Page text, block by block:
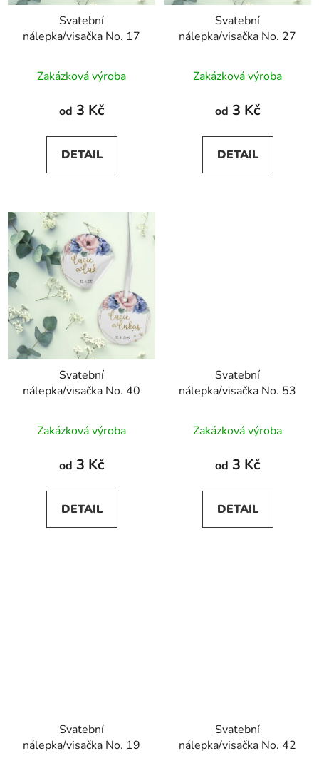
Svatební
nálepka/visačka No. 17
hodnocení
produktu
5,0
z
Zakázková výroba
od 3 Kč
DETAIL
Svatební
nálepka/visačka No. 27
Zakázková výroba
od 3 Kč
DETAIL
Svatební
nálepka/visačka No. 40
Zakázková výroba
od 3 Kč
DETAIL
Svatební
nálepka/visačka No. 53
Zakázková výroba
od 3 Kč
DETAIL
Svatební
nálepka/visačka No. 19
Svatební
nálepka/visačka No. 42